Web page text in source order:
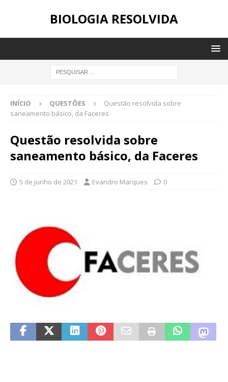
BIOLOGIA RESOLVIDA
INÍCIO QUESTÕES
Questão resolvida sobre
saneamento básico, da Faceres
Questão resolvida sobre
saneamento básico, da Faceres
5 de junho de 2021 Evandro Marques 0